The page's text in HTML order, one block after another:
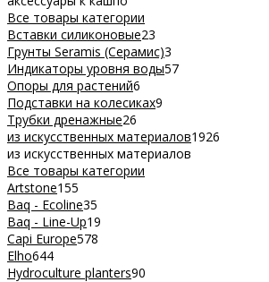
Все товары категории
Вставки силиконовые23
Грунты Seramis (Серамис)3
Индикаторы уровня воды57
Опоры для растений6
Подставки на колесиках9
Трубки дренажные26
из искусственных материалов1926
из искусственных материалов
Все товары категории
Artstone155
Baq - Ecoline35
Baq - Line-Up19
Capi Europe578
Elho644
Hydroculture planters90